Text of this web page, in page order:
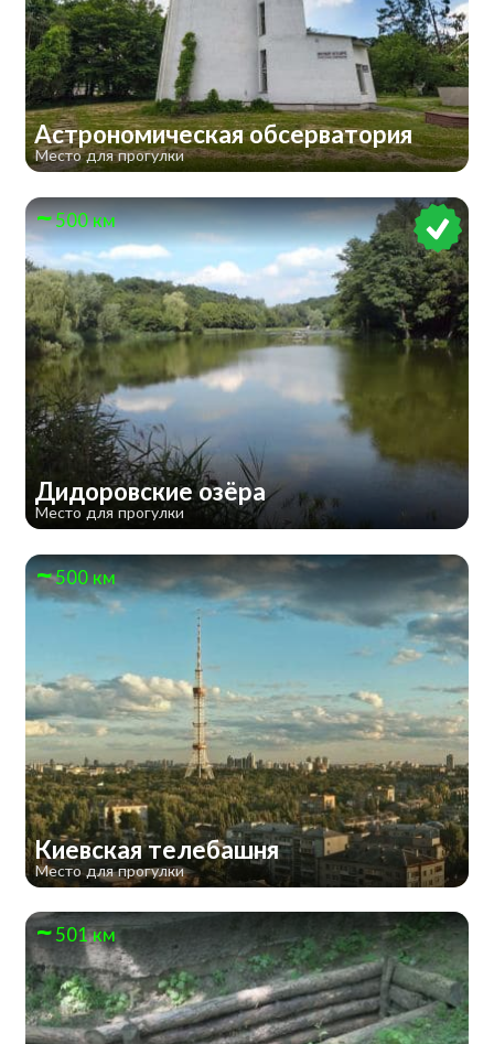
Астрономическая обсерватория
Место для прогулки
500 км
Дидоровские озёра
Место для прогулки
500 км
Киевская телебашня
Место для прогулки
501 км